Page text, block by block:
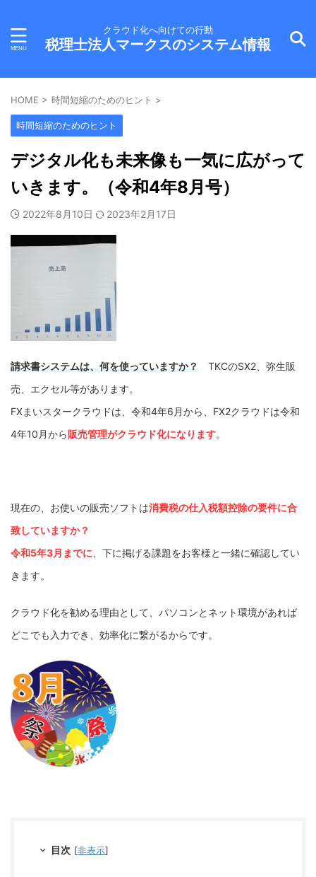
クラウド化へ向けての行動
税理士法人マークスのシステム情報
HOME > 時間短縮のためのヒント >
時間短縮のためのヒント
デジタル化も未来像も一気に広がって
いきます。（令和4年8月号）
2022年8月10日 2023年2月17日
請求書システムは、何を使っていますか？ TKCのSX2、弥生販
売、エクセル等があります。
FXまいスタークラウドは、令和4年6月から、FX2クラウドは令和
4年10月から販売管理がクラウド化になります。
現在の、お使いの販売ソフトは消費税の仕入税額控除の要件に合
致していますか？
令和5年3月までに 、下に掲げる課題をお客様と一緒に確認してい
きます。
クラウド化を勧める理由として、パソコンとネット環境があれば
どこでも入力でき、効率化に繋がるからです。
目次 [非表示]